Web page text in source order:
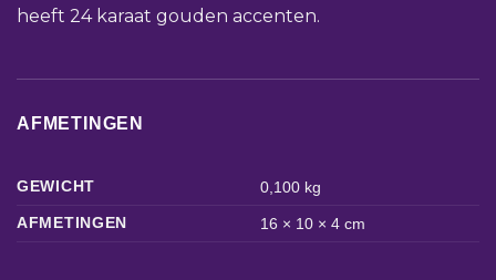
heeft 24 karaat gouden accenten.
AFMETINGEN
GEWICHT
0,100 kg
AFMETINGEN
16 × 10 × 4 cm